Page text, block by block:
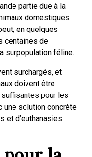
partie due à la
domestiques.
en quelques
centaines de
surpopulation féline.
surchargés, et
doivent être
pour les
une solution concrète
et d’euthanasies.